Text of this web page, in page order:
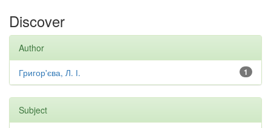
Discover
Author
1
Григор'єва, Л. І.
Subject